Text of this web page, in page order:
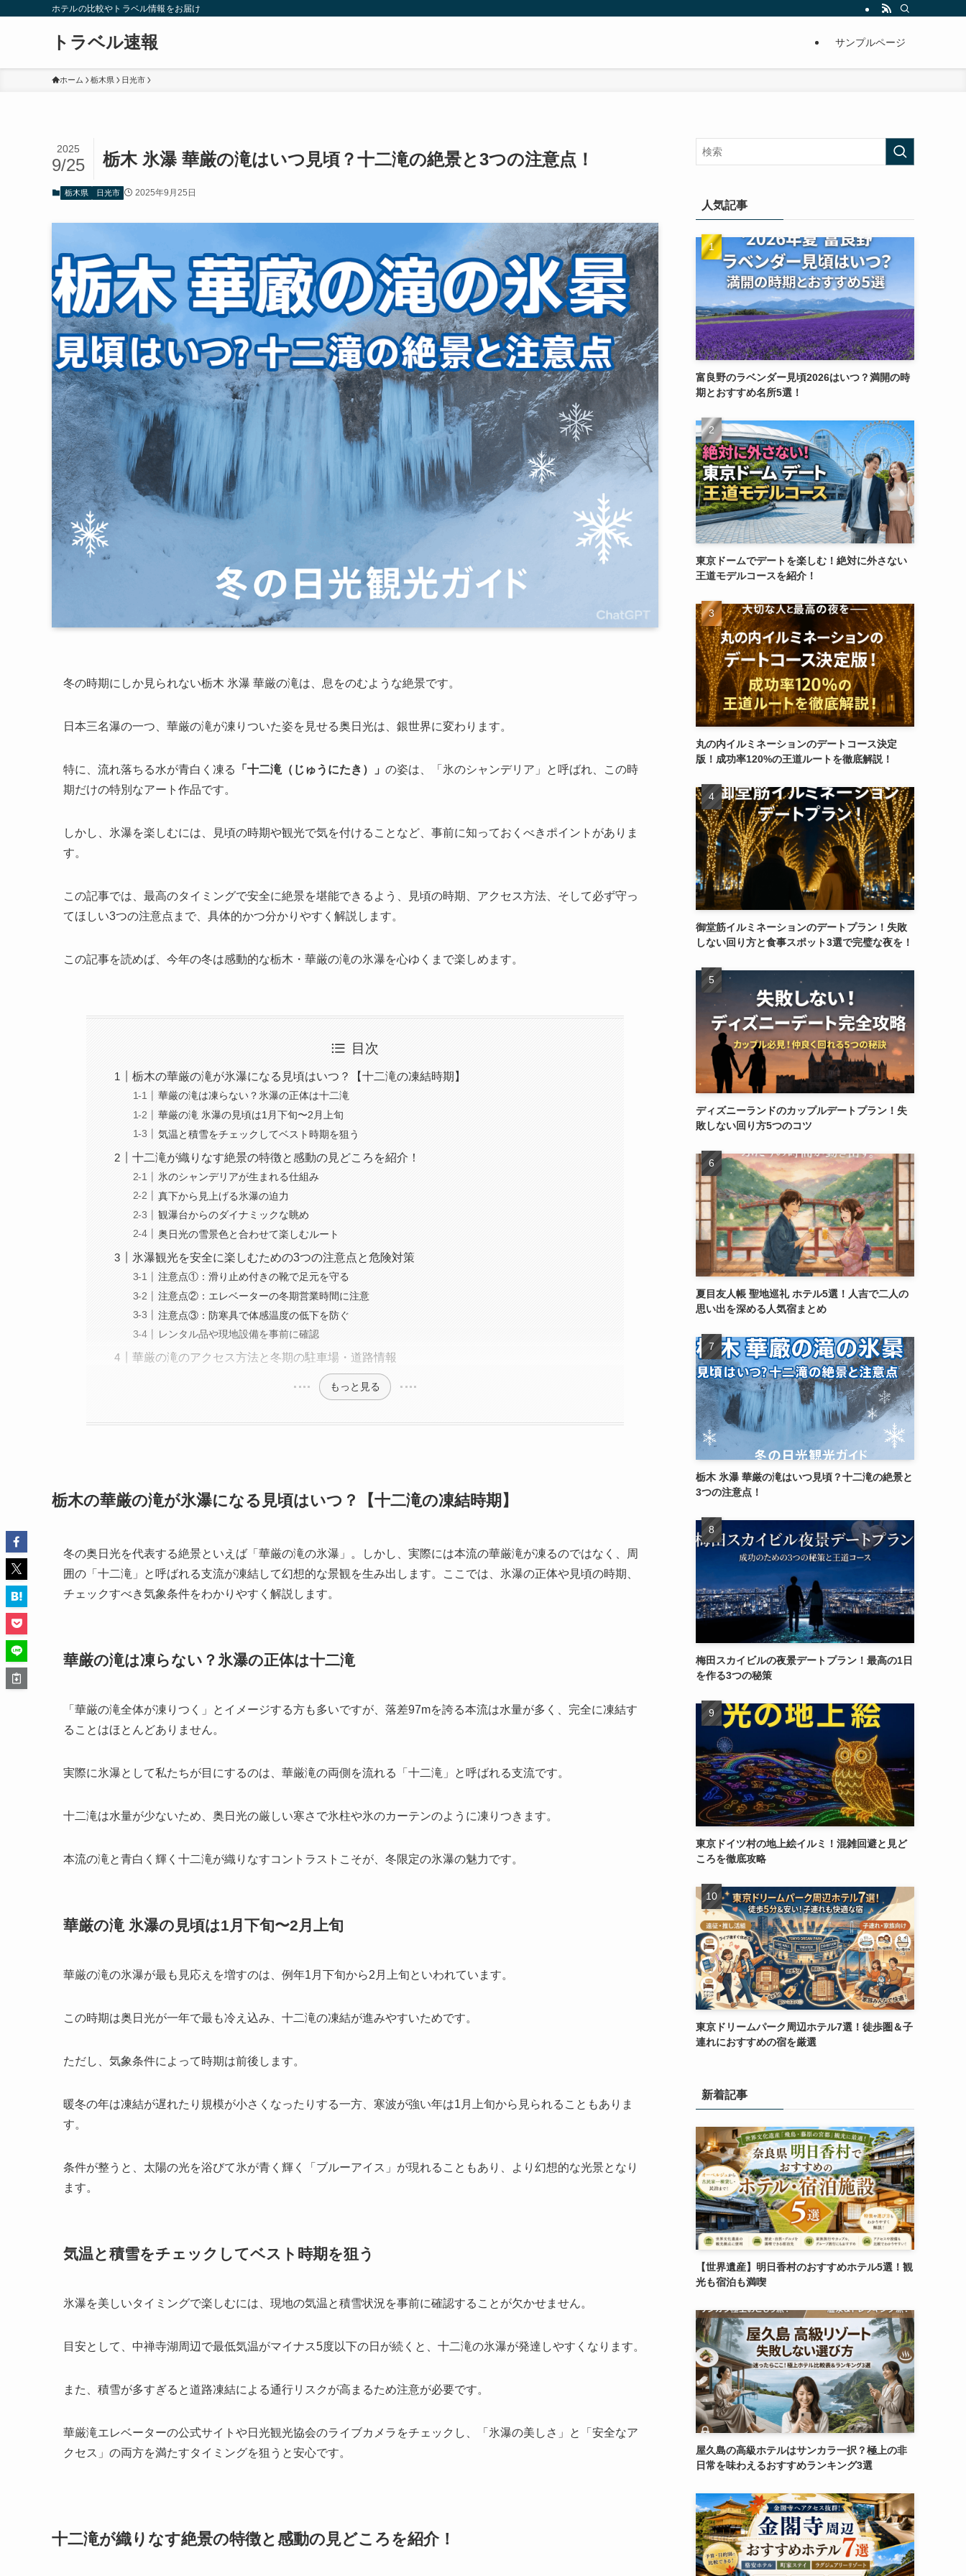
ホテルの比較やトラベル情報をお届け
トラベル速報 サンプルページ
ホーム 栃木県 日光市
栃木 氷瀑 華厳の滝はいつ見頃？十二滝の絶景と3つの注意点！
2025
9/25
栃木県 日光市 2025年9月25日
冬の時期にしか見られない栃木 氷瀑 華厳の滝は、息をのむような絶景です。
日本三名瀑の一つ、華厳の滝が凍りついた姿を見せる奥日光は、銀世界に変わります。
特に、流れ落ちる水が青白く凍る 「十二滝（じゅうにたき）」 の姿は、「氷のシャンデリア」と呼ばれ、この時
期だけの特別なアート作品です。
しかし、氷瀑を楽しむには、見頃の時期や観光で気を付けることなど、事前に知っておくべきポイントがありま
す。
この記事では、最高のタイミングで安全に絶景を堪能できるよう、見頃の時期、アクセス方法、そして必ず守っ
てほしい3つの注意点まで、具体的かつ分かりやすく解説します。
この記事を読めば、今年の冬は感動的な栃木・華厳の滝の氷瀑を心ゆくまで楽しめます。
目次
栃木の華厳の滝が氷瀑になる見頃はいつ？【十二滝の凍結時期】
華厳の滝は凍らない？氷瀑の正体は十二滝
華厳の滝 氷瀑の見頃は1月下旬〜2月上旬
気温と積雪をチェックしてベスト時期を狙う
十二滝が織りなす絶景の特徴と感動の見どころを紹介！
氷のシャンデリアが生まれる仕組み
真下から見上げる氷瀑の迫力
観瀑台からのダイナミックな眺め
奥日光の雪景色と合わせて楽しむルート
氷瀑観光を安全に楽しむための3つの注意点と危険対策
注意点①：滑り止め付きの靴で足元を守る
注意点②：エレベーターの冬期営業時間に注意
注意点③：防寒具で体感温度の低下を防ぐ
レンタル品や現地設備を事前に確認
華厳の滝のアクセス方法と冬期の駐車場・道路情報
もっと見る
栃木の華厳の滝が氷瀑になる見頃はいつ？【十二滝の凍結時期】
冬の奥日光を代表する絶景といえば「華厳の滝の氷瀑」。しかし、実際には本流の華厳滝が凍るのではなく、周
囲の「十二滝」と呼ばれる支流が凍結して幻想的な景観を生み出します。ここでは、氷瀑の正体や見頃の時期、
チェックすべき気象条件をわかりやすく解説します。
華厳の滝は凍らない？氷瀑の正体は十二滝
「華厳の滝全体が凍りつく」とイメージする方も多いですが、落差97mを誇る本流は水量が多く、完全に凍結す
ることはほとんどありません。
実際に氷瀑として私たちが目にするのは、華厳滝の両側を流れる「十二滝」と呼ばれる支流です。
十二滝は水量が少ないため、奥日光の厳しい寒さで氷柱や氷のカーテンのように凍りつきます。
本流の滝と青白く輝く十二滝が織りなすコントラストこそが、冬限定の氷瀑の魅力です。
華厳の滝 氷瀑の見頃は1月下旬〜2月上旬
華厳の滝の氷瀑が最も見応えを増すのは、例年1月下旬から2月上旬といわれています。
この時期は奥日光が一年で最も冷え込み、十二滝の凍結が進みやすいためです。
ただし、気象条件によって時期は前後します。
暖冬の年は凍結が遅れたり規模が小さくなったりする一方、寒波が強い年は1月上旬から見られることもありま
す。
条件が整うと、太陽の光を浴びて氷が青く輝く「ブルーアイス」が現れることもあり、より幻想的な光景となり
ます。
気温と積雪をチェックしてベスト時期を狙う
氷瀑を美しいタイミングで楽しむには、現地の気温と積雪状況を事前に確認することが欠かせません。
目安として、中禅寺湖周辺で最低気温がマイナス5度以下の日が続くと、十二滝の氷瀑が発達しやすくなります。
また、積雪が多すぎると道路凍結による通行リスクが高まるため注意が必要です。
華厳滝エレベーターの公式サイトや日光観光協会のライブカメラをチェックし、「氷瀑の美しさ」と「安全なア
クセス」の両方を満たすタイミングを狙うと安心です。
十二滝が織りなす絶景の特徴と感動の見どころを紹介！
人気記事
富良野のラベンダー見頃2026はいつ？満開の時
期とおすすめ名所5選！
東京ドームでデートを楽しむ！絶対に外さない
王道モデルコースを紹介！
丸の内イルミネーションのデートコース決定
版！成功率120%の王道ルートを徹底解説！
御堂筋イルミネーションのデートプラン！失敗
しない回り方と食事スポット3選で完璧な夜を！
ディズニーランドのカップルデートプラン！失
敗しない回り方5つのコツ
夏目友人帳 聖地巡礼 ホテル5選！人吉で二人の
思い出を深める人気宿まとめ
栃木 氷瀑 華厳の滝はいつ見頃？十二滝の絶景と
3つの注意点！
梅田スカイビルの夜景デートプラン！最高の1日
を作る3つの秘策
東京ドイツ村の地上絵イルミ！混雑回避と見ど
ころを徹底攻略
東京ドリームパーク周辺ホテル7選！徒歩圏＆子
連れにおすすめの宿を厳選
新着記事
【世界遺産】明日香村のおすすめホテル5選！観
光も宿泊も満喫
屋久島の高級ホテルはサンカラ一択？極上の非
日常を味わえるおすすめランキング3選